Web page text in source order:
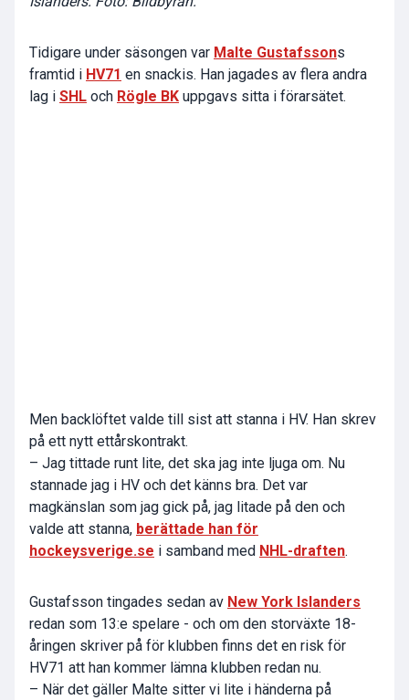
Tidigare under säsongen var Malte Gustafssons
framtid i HV71 en snackis. Han jagades av flera andra
lag i SHL och Rögle BK uppgavs sitta i förarsätet.
Men backlöftet valde till sist att stanna i HV. Han skrev
på ett nytt ettårskontrakt.
– Jag tittade runt lite, det ska jag inte ljuga om. Nu
stannade jag i HV och det känns bra. Det var
magkänslan som jag gick på, jag litade på den och
valde att stanna, berättade han för
hockeysverige.se i samband med NHL-draften.
Gustafsson tingades sedan av New York Islanders
redan som 13:e spelare - och om den storväxte 18-
åringen skriver på för klubben finns det en risk för
HV71 att han kommer lämna klubben redan nu.
– När det gäller Malte sitter vi lite i händerna på